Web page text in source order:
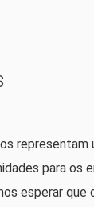
representam
para os
esperar